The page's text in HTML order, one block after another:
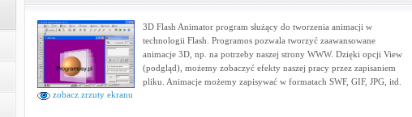
zobacz zrzuty ekranu
3D Flash Animator program służący do tworzenia animacji w
technologii Flash. Programos pozwala tworzyć zaawansowane
animacje 3D, np. na potrzeby naszej strony WWW. Dzięki opcji View
(podgląd), możemy zobaczyć efekty naszej pracy przez zapisaniem
pliku. Animacje możemy zapisywać w formatach SWF, GIF, JPG, itd.